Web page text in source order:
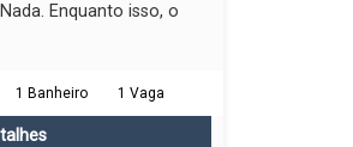
Enquanto isso, o
1 Banheiro 1 Vaga